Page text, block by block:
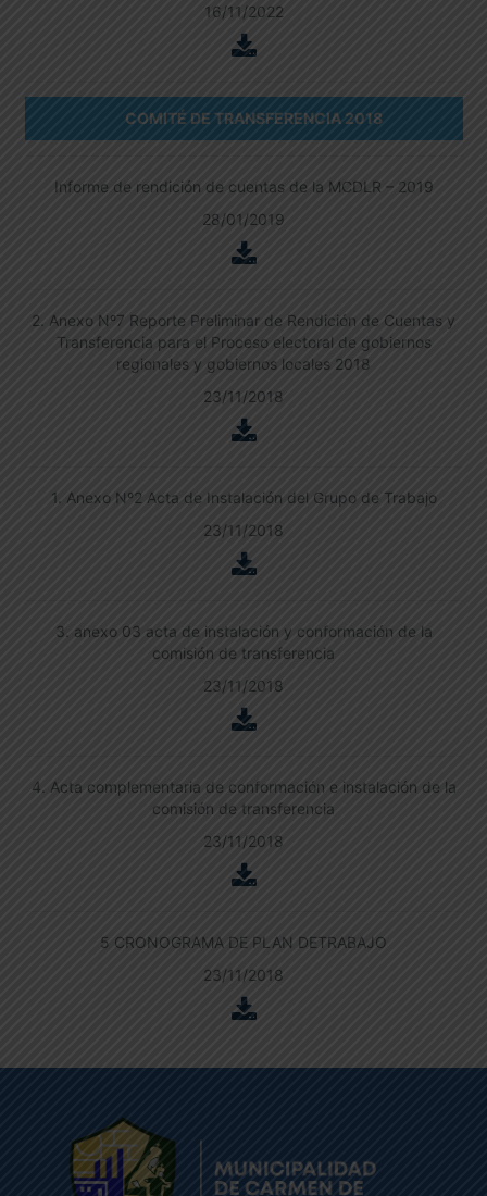
16/11/2022
COMITÉ DE TRANSFERENCIA 2018
Informe de rendición de cuentas de la MCDLR – 2019
28/01/2019
2. Anexo Nº7 Reporte Preliminar de Rendición de Cuentas y
Transferencia para el Proceso electoral de gobiernos
regionales y gobiernos locales 2018
23/11/2018
1. Anexo Nº2 Acta de Instalación del Grupo de Trabajo
23/11/2018
3. anexo 03 acta de instalación y conformación de la
comisión de transferencia
23/11/2018
4. Acta complementaria de conformación e instalación de la
comisión de transferencia
23/11/2018
5 CRONOGRAMA DE PLAN DETRABAJO
23/11/2018